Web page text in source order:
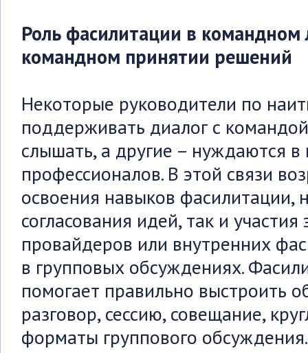
Роль фасилитации в командном
командном принятии решений
Некоторые руководители по
поддерживать диалог с
слышать, а другие – нуждаются
профессионалов. В этой связи
освоения навыков фасилитации,
согласования идей, так и
провайдеров или внутренних
в групповых обсуждениях.
помогает правильно выстроить
разговор, сессию, совещание,
форматы группового